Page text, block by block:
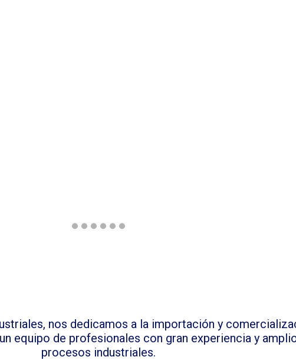
nos dedicamos a la importación y
equipo de profesionales con gran experiencia y
procesos industriales.